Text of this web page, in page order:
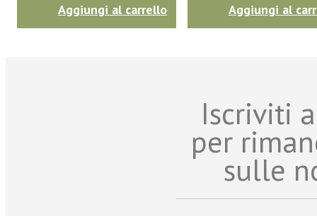
Aggiungi al carrello Aggiungi al
Iscriviti
per
sulle